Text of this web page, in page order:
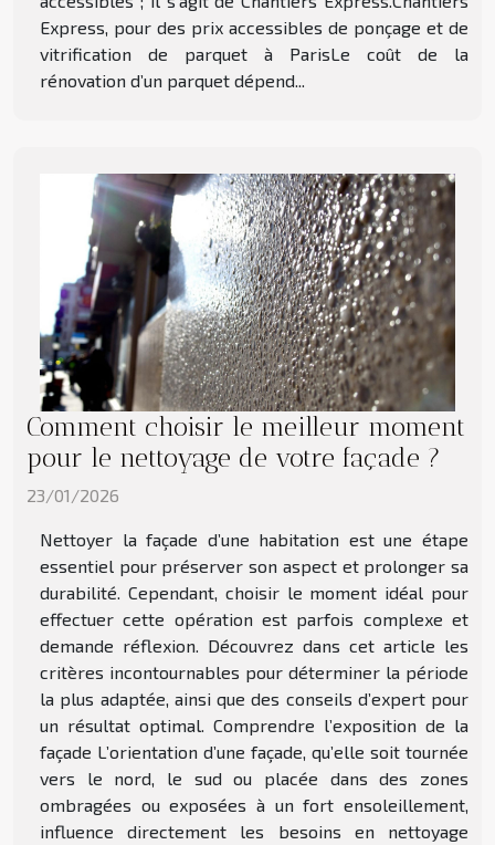
Express, pour des prix accessibles de ponçage et de
vitrification de parquet à ParisLe coût de la
rénovation d’un parquet dépend...
Comment choisir le meilleur moment
pour le nettoyage de votre façade ?
23/01/2026
Nettoyer la façade d’une habitation est une étape
essentiel pour préserver son aspect et prolonger sa
durabilité. Cependant, choisir le moment idéal pour
effectuer cette opération est parfois complexe et
demande réflexion. Découvrez dans cet article les
critères incontournables pour déterminer la période
la plus adaptée, ainsi que des conseils d’expert pour
un résultat optimal. Comprendre l’exposition de la
façade L’orientation d’une façade, qu’elle soit tournée
vers le nord, le sud ou placée dans des zones
ombragées ou exposées à un fort ensoleillement,
influence directement les besoins en nettoyage